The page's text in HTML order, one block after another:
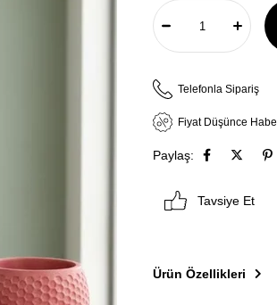
Telefonla Sipariş
Fiyat Düşünce
Paylaş:
Tavsiye Et
Ürün Özellikleri